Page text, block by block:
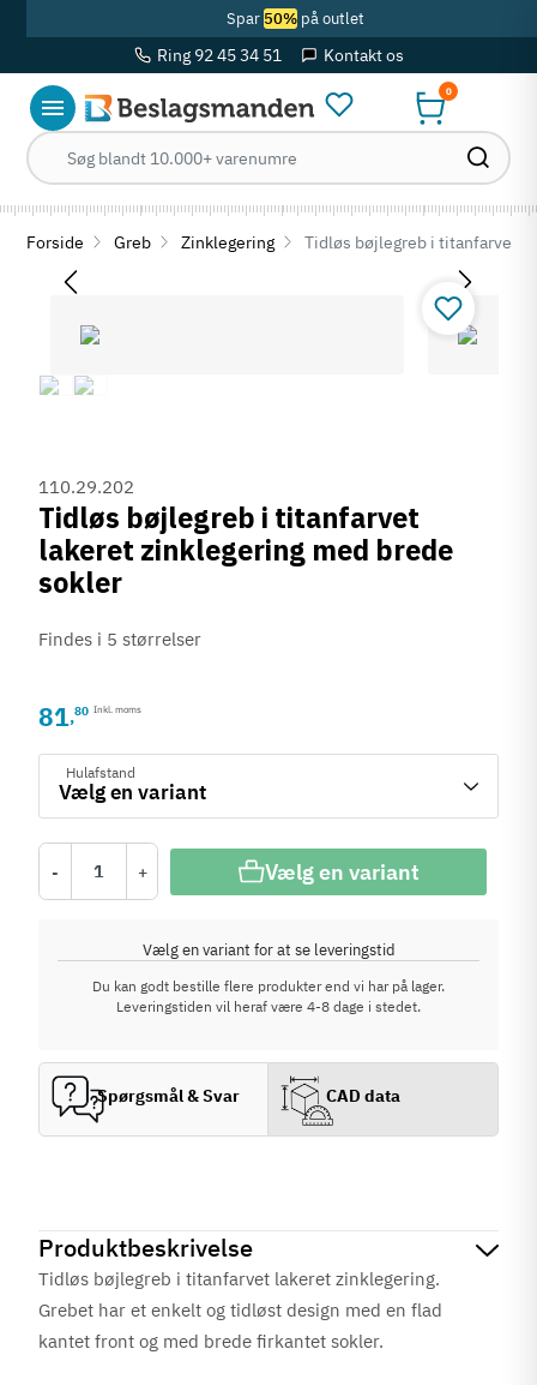
Spar 50%på outlet
Ring 92 45 34 51 Kontakt os
0
Forside Greb Zinklegering Tidløs bøjlegreb i titanfarvet
Produktbeskrivelse
Tidløs bøjlegreb i titanfarvet lakeret zinklegering.
Grebet har et enkelt og tidløst design med en flad
kantet front og med brede firkantet sokler.
110.29.202
Tidløs bøjlegreb i titanfarvet
lakeret zinklegering med brede
sokler
Findes i 5 størrelser
81,80 Inkl. moms
Hulafstand
- + Vælg en variant
Vælg en variant for at se leveringstid
Du kan godt bestille flere produkter end vi har på lager.
Leveringstiden vil heraf være 4-8 dage i stedet.
Spørgsmål & Svar CAD data